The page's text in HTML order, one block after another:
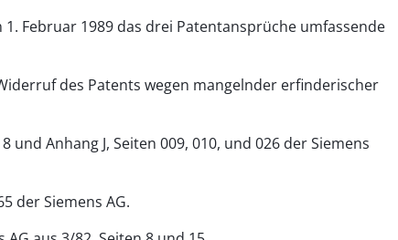
Februar 1989 das drei Patentansprüche umfassende
des Patents wegen mangelnder erfinderischer
und Anhang J, Seiten 009, 010, und 026 der Siemens
der Siemens AG.